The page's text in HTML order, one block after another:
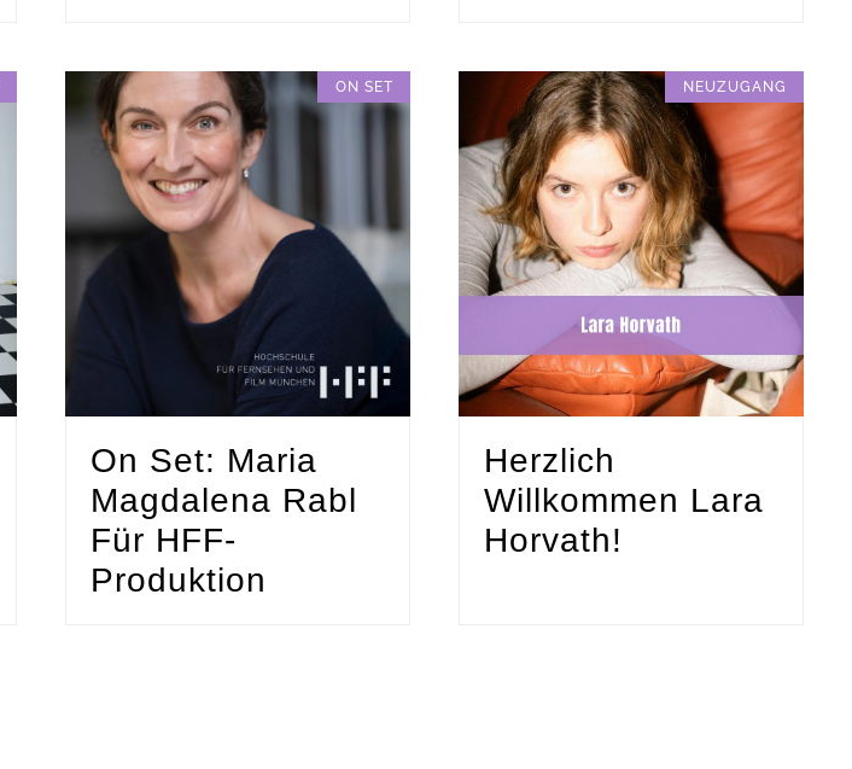
ON SET
On Set: Maria
Magdalena Rabl
Für HFF-
Produktion
NEUZUGANG
Herzlich
Willkommen Lara
Horvath!